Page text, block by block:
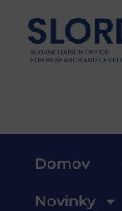
Domov
Novinky